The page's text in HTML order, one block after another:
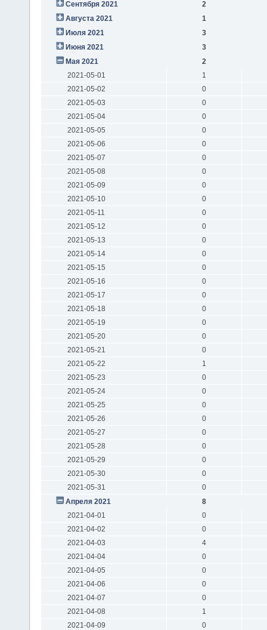
Сентября 2021
2
Августа 2021
1
Июля 2021
3
Июня 2021
3
Мая 2021
2
2021-05-01
1
2021-05-02
0
2021-05-03
0
2021-05-04
0
2021-05-05
0
2021-05-06
0
2021-05-07
0
2021-05-08
0
2021-05-09
0
2021-05-10
0
2021-05-11
0
2021-05-12
0
2021-05-13
0
2021-05-14
0
2021-05-15
0
2021-05-16
0
2021-05-17
0
2021-05-18
0
2021-05-19
0
2021-05-20
0
2021-05-21
0
2021-05-22
1
2021-05-23
0
2021-05-24
0
2021-05-25
0
2021-05-26
0
2021-05-27
0
2021-05-28
0
2021-05-29
0
2021-05-30
0
2021-05-31
0
Апреля 2021
8
2021-04-01
0
2021-04-02
0
2021-04-03
4
2021-04-04
0
2021-04-05
0
2021-04-06
0
2021-04-07
0
2021-04-08
1
2021-04-09
0